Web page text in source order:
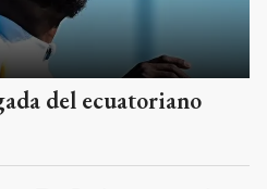
del ecuatoriano